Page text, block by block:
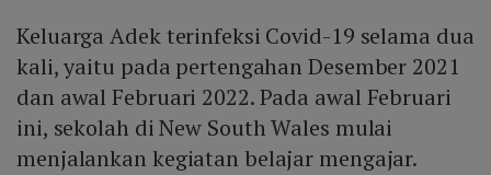
Keluarga Adek terinfeksi Covid-19 selama dua
kali, yaitu pada pertengahan Desember 2021
dan awal Februari 2022. Pada awal Februari
ini, sekolah di New South Wales mulai
menjalankan kegiatan belajar mengajar.